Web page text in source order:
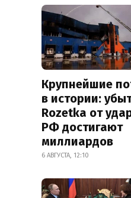
Крупнейшие
в истории:
Rozetka от
РФ достигают
миллиардов
6 АВГУСТА, 12:10